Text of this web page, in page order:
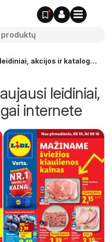
akcijos ir katalogai
leidiniai,
internete